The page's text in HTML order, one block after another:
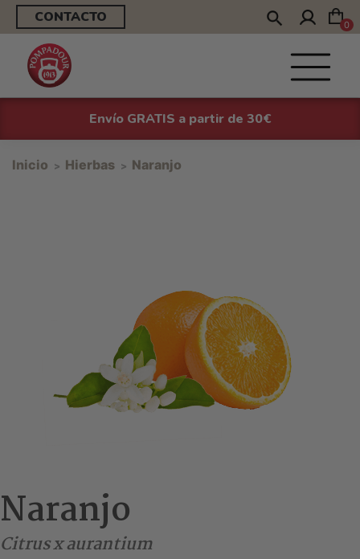
CONTACTO 0
Envío GRATIS a partir de 30€
Inicio Hierbas Naranjo
Naranjo
Citrus x aurantium